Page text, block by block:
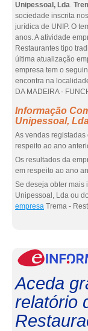
Unipessoal, Lda.
sociedade inscrita
jurídica de UNIP. O
anos. A atividade
Restaurantes tipo
última atualização
empresa tem o
encontra na
DA MADEIRA -
Informação
Unipessoal,
As vendas
respeito ao ano
Os resultados da
em respeito ao ano
Se deseja obter mais
Unipessoal, Lda ou
empresa Trema -
Aceda
relatório